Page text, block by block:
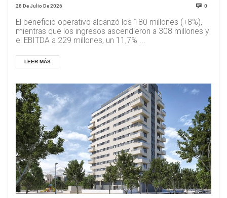
28 De Julio De 2026 0
El beneficio operativo alcanzó los 180 millones (+8%),
mientras que los ingresos ascendieron a 308 millones y
el EBITDA a 229 millones, un 11,7% ...
LEER MÁS